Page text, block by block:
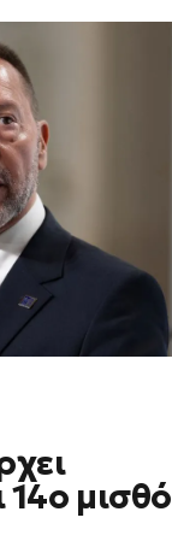
14ο μισθό